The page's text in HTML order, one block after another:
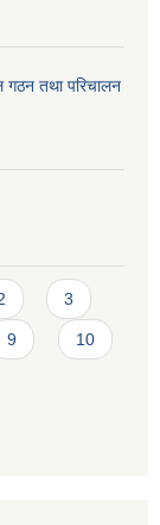
गठन तथा परिचालन
3
9 10